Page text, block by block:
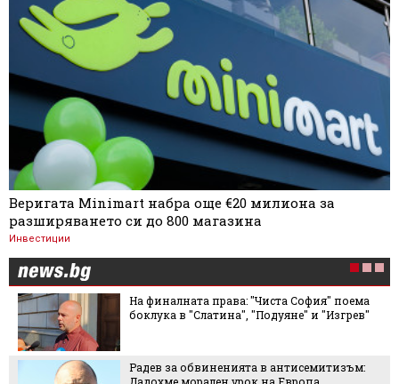
Веригата Minimart набра още €20 милиона за
разширяването си до 800 магазина
Инвестиции
На финалната права: "Чиста София" поема
боклука в "Слатина", "Подуяне" и "Изгрев"
Радев за обвиненията в антисемитизъм:
Дадохме морален урок на Европа